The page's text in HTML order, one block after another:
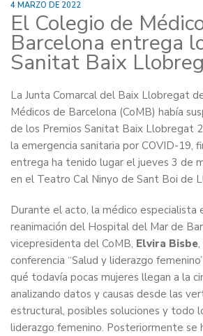
4 MARZO DE 2022
El Colegio de
Barcelona entrega
Sanitat Baix
La Junta Comarcal del Baix Llobregat
Médicos de Barcelona (CoMB) había
de los Premios Sanitat Baix Llobregat
la emergencia sanitaria por COVID-19,
entrega ha tenido lugar el jueves 3 de
en el Teatro Cal Ninyo de Sant Boi de
Durante el acto, la médico especialista
reanimación del Hospital del Mar de
vicepresidenta del CoMB, Elvira Bisbe
conferencia “Salud y liderazgo
qué todavía pocas mujeres llegan a la
analizando datos y causas desde las
estructural, posibles soluciones y todo
liderazgo femenino. Posteriormente se